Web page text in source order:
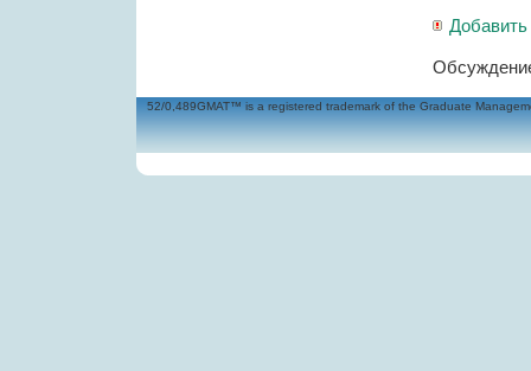
52/0,489GMAT™ is a registered trademark of the Graduate